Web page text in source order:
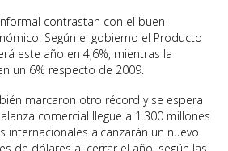
contrastan con el buen
Según el gobierno el Producto
este año en 4,6%, mientras la
un 6% respecto de 2009.
marcaron otro récord y se espera
comercial llegue a 1.300 millones
internacionales alcanzarán un nuevo